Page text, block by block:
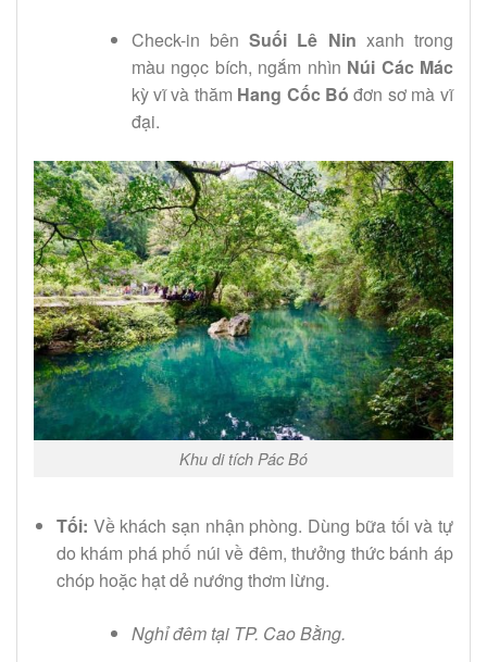
Check-in bênSuối Lê Nin xanh trong
màu ngọc bích, ngắm nhìn Núi Các Mác
kỳ vĩ và thăm Hang Cốc Bó đơn sơ mà vĩ
đại.
Khu di tích Pác Bó
Tối: Về khách sạn nhận phòng. Dùng bữa tối và tự
do khám phá phố núi về đêm, thưởng thức bánh áp
chóp hoặc hạt dẻ nướng thơm lừng.
Nghỉ đêm tại TP. Cao Bằng.